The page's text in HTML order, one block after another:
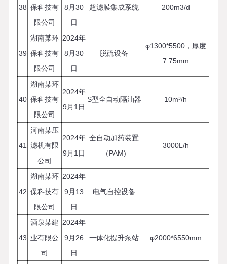
38 保科技有
限公司
8月30
日
超滤膜集成系统 200m3/d
39
湖南某环
保科技有
限公司
2024年
8月30
日
脱硫设备
φ1300*5500，厚度
7.75mm
40
湖南某环
保科技有
限公司
2024年
9月1日
S型全自动隔油器 10m³/h
41
河南某压
滤机有限
公司
2024年
9月1日
全自动加药装置
（PAM)
3000L/h
42
湖南某环
保科技有
限公司
2024年
9月13
日
电气自控设备
43
酒泉某建
业有限公
司
2024年
9月26
日
一体化提升泵站 φ2000*6550mm